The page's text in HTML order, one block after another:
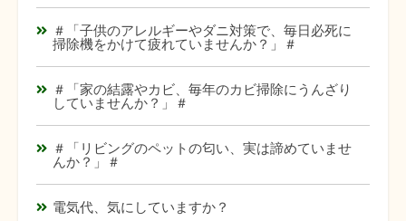
＃「子供のアレルギーやダニ対策で、毎日必死に
掃除機をかけて疲れていませんか？」＃
＃「家の結露やカビ、毎年のカビ掃除にうんざり
していませんか？」＃
＃「リビングのペットの匂い、実は諦めていませ
んか？」＃
電気代、気にしていますか？